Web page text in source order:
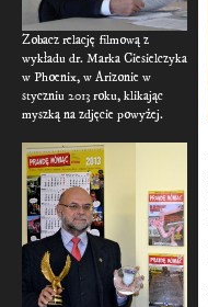
Zobacz relację filmową z
wykładu dr. Marka Ciesielczyka
w Phoenix, w Arizonie w
styczniu 2013 roku, klikając
myszką na zdjęcie powyżej.